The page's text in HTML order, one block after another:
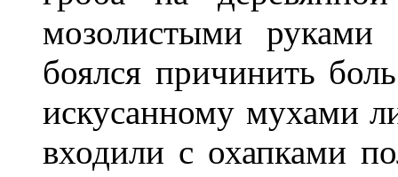
мозолистыми
боялся причинить
искусанному мухами
входили с охапками